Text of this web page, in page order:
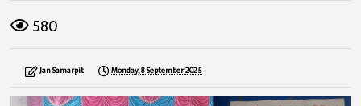
580
Jan Samarpit Monday, 8 September 2025